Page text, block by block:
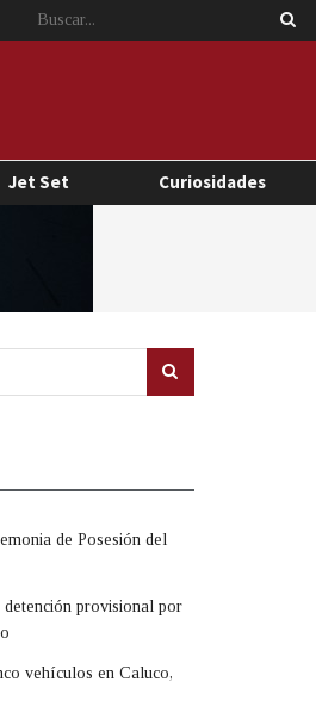
Jet Set Curiosidades
de Posesión del
provisional por
vehículos en Caluco,